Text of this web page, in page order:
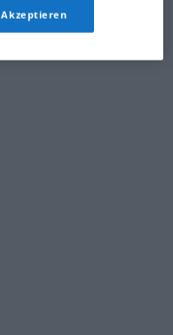
Akzeptieren